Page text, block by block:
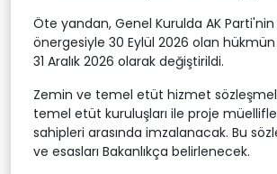
Öte yandan, Genel Kurulda AK
önergesiyle 30 Eylül 2026 olan
31 Aralık 2026 olarak değiştirildi.
Zemin ve temel etüt hizmet
temel etüt kuruluşları ile proje
sahipleri arasında imzalanacak. Bu
ve esasları Bakanlıkça belirlenecek.